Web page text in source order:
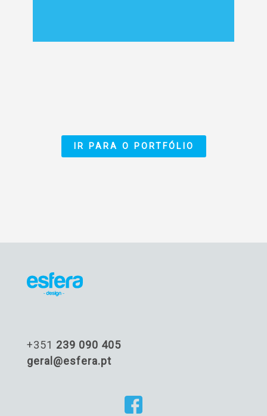
IR PARA O PORTFÓLIO
+351 239 090 405
geral@esfera.pt